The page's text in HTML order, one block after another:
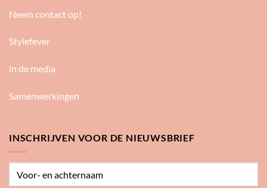
Neem contact op!
Stylefever
in de media
Samenwerkingen
INSCHRIJVEN VOOR DE NIEUWSBRIEF